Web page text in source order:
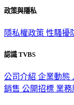
政策與隱私
隱私權政策 性騷擾
認識 TVBS
公司介紹 企業動態
銷售 公開招標 業務